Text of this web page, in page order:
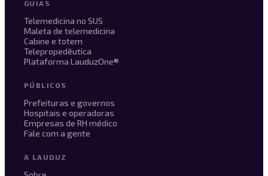
GUIAS
Telemedicina no SUS
Maleta de telemedicina
Cabine e totem
Telepropedêutica
Plataforma LauduzOne®
PÚBLICOS
Prefeituras e governos
Hospitais e operadoras
Empresas de RH médico
Fale com a gente
A LAUDUZ